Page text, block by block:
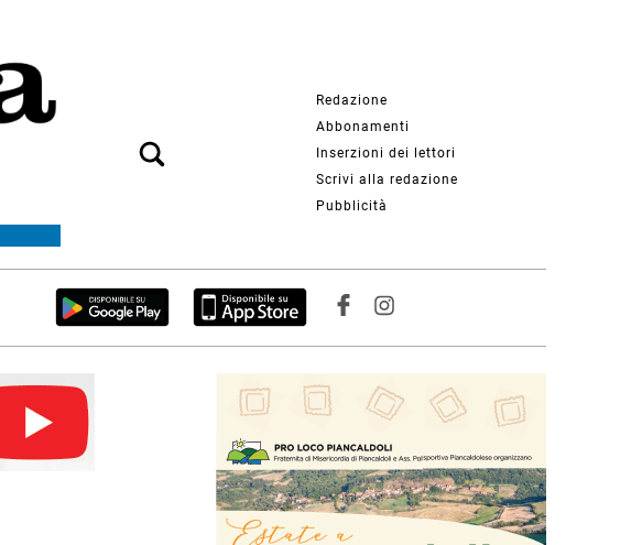
Redazione
Abbonamenti
Inserzioni dei lettori
Scrivi alla redazione
Pubblicità